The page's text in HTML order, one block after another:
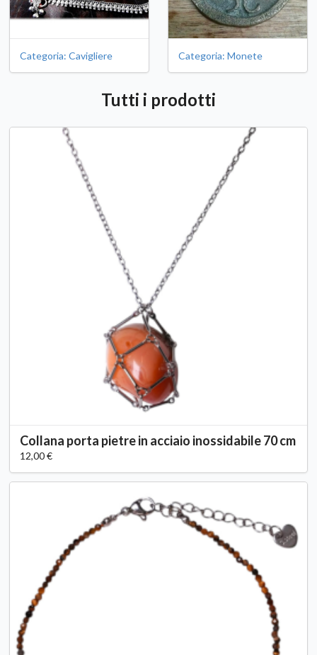
Categoria: Cavigliere Categoria: Monete
Tutti i prodotti
Collana porta pietre in acciaio inossidabile 70 cm
12,00 €